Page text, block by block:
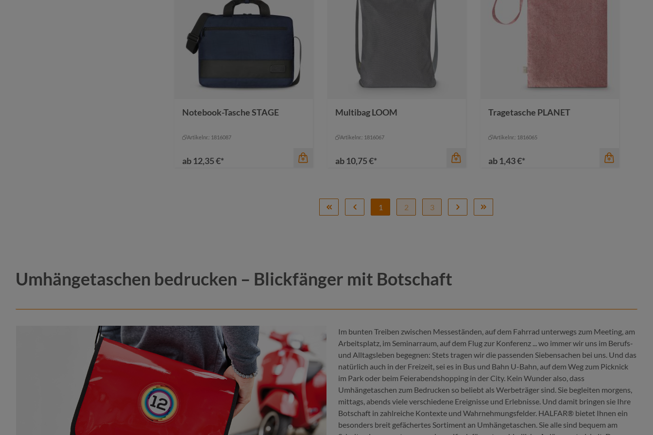
marine-braun
marine-braun
schwarz-schwarz
natur
rot
marine oliv
rot
Notebook-Tasche STAGE
Artikelnr.: 1816087
ab12,35 €*
Farbe
cyan
marine
Multibag LOOM
Artikelnr.: 1816067
ab10,75 €*
Farbe
grau
grau
natur
Tragetasche PLANET
Artikelnr.: 1816065
ab1,43 €*
Farbe
beige blau
hellgrau rot
rot
1 2 3
Umhängetaschen bedrucken – Blickfänger mit Botschaft
Im bunten Treiben zwischen Messeständen, auf dem Fahrrad unterwegs zum Meeting, am
Arbeitsplatz, im Seminarraum, auf dem Flug zur Konferenz ... wo immer wir uns im Berufs-
und Alltagsleben begegnen: Stets tragen wir die passenden Siebensachen bei uns. Und das
natürlich auch in der Freizeit, sei es in Bus und Bahn U-Bahn, auf dem Weg zum Picknick
im Park oder beim Feierabendshopping in der City. Kein Wunder also, dass
Umhängetaschen zum Bedrucken so beliebt als Werbeträger sind. Sie begleiten morgens,
mittags, abends viele verschiedene Ereignisse und Erlebnisse. Und damit bringen sie Ihre
Botschaft in zahlreiche Kontexte und Wahrnehmungsfelder. HALFAR® bietet Ihnen ein
besonders breit gefächertes Sortiment an Umhängetaschen. Sie alle sind bequem am